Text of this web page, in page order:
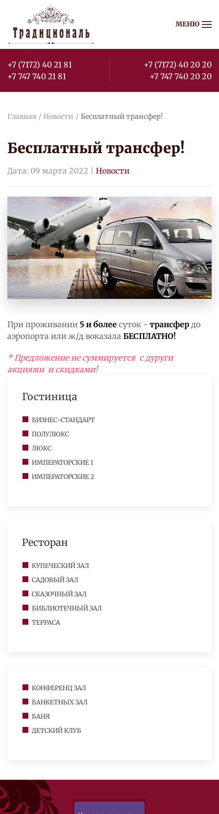
Перейти к содержимому МЕНЮ
+7 (7172) 40 21 81
+7 747 740 21 81
+7 (7172) 40 20 20
+7 747 740 20 20
Главная Новости Бесплатный трансфер!
Бесплатный трансфер!
Дата: 09 марта 2022 Новости
При проживании 5 и более суток - трансфер до
аэропорта или ж/д воказала БЕСПЛАТНО!
* Предложение не суммируется с дуруги
акциями и скидками!
Гостиница
БИЗНЕС-СТАНДАРТ
ПОЛУЛЮКС
ЛЮКС
ИМПЕРАТОРСКИЕ 1
ИМПЕРАТОРСКИЕ 2
Ресторан
КУПЕЧЕСКИЙ ЗАЛ
САДОВЫЙ ЗАЛ
СКАЗОЧНЫЙ ЗАЛ
БИБЛИОТЕЧНЫЙ ЗАЛ
ТЕРРАСА
КОНФЕРЕНЦ ЗАЛ
БАНКЕТНЫХ ЗАЛ
БАНЯ
ДЕТСКИЙ КЛУБ